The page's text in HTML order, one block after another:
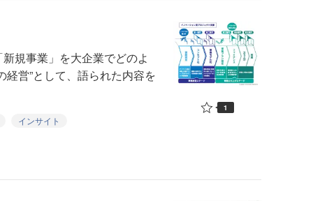
規事業」を大企業でどのよ
営”として、語られた内容を
インサイト
1